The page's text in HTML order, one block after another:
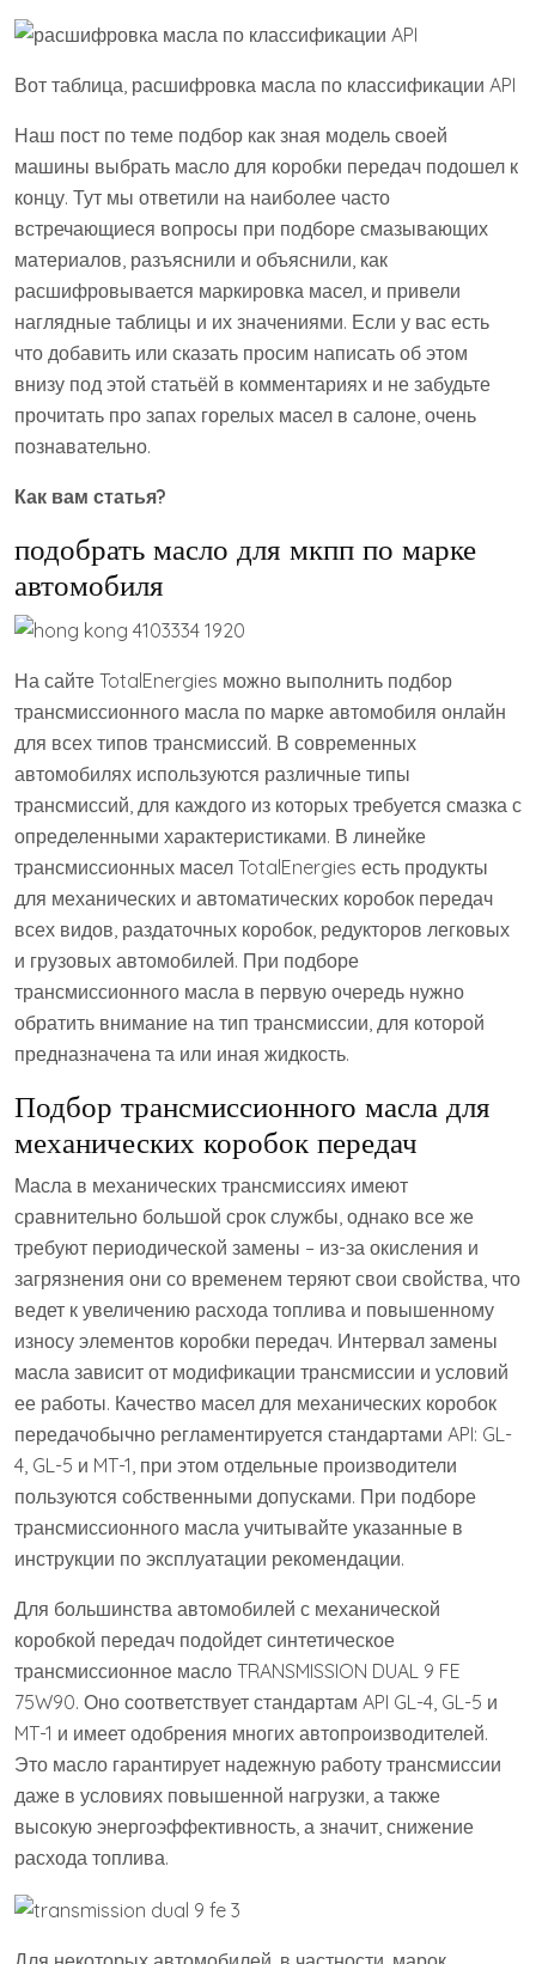
Вот таблица, расшифровка масла по классификации API
Наш пост по теме подбор как зная модель своей
машины выбрать масло для коробки передач подошел к
концу. Тут мы ответили на наиболее часто
встречающиеся вопросы при подборе смазывающих
материалов, разъяснили и объяснили, как
расшифровывается маркировка масел, и привели
наглядные таблицы и их значениями. Если у вас есть
что добавить или сказать просим написать об этом
внизу под этой статьёй в комментариях и не забудьте
прочитать про запах горелых масел в салоне, очень
познавательно.
Как вам статья?
подобрать масло для мкпп по марке
автомобиля
На сайте TotalEnergies можно выполнить подбор
трансмиссионного масла по марке автомобиля онлайн
для всех типов трансмиссий. В современных
автомобилях используются различные типы
трансмиссий, для каждого из которых требуется смазка с
определенными характеристиками. В линейке
трансмиссионных масел TotalEnergies есть продукты
для механических и автоматических коробок передач
всех видов, раздаточных коробок, редукторов легковых
и грузовых автомобилей. При подборе
трансмиссионного масла в первую очередь нужно
обратить внимание на тип трансмиссии, для которой
предназначена та или иная жидкость.
Подбор трансмиссионного масла для
механических коробок передач
Масла в механических трансмиссиях имеют
сравнительно большой срок службы, однако все же
требуют периодической замены – из-за окисления и
загрязнения они со временем теряют свои свойства, что
ведет к увеличению расхода топлива и повышенному
износу элементов коробки передач. Интервал замены
масла зависит от модификации трансмиссии и условий
ее работы. Качество масел для механических коробок
передачобычно регламентируется стандартами API: GL-
4, GL-5 и MT-1, при этом отдельные производители
пользуются собственными допусками. При подборе
трансмиссионного масла учитывайте указанные в
инструкции по эксплуатации рекомендации.
Для большинства автомобилей с механической
коробкой передач подойдет синтетическое
трансмиссионное масло TRANSMISSION DUAL 9 FE
75W90. Оно соответствует стандартам API GL-4, GL-5 и
MT-1 и имеет одобрения многих автопроизводителей.
Это масло гарантирует надежную работу трансмиссии
даже в условиях повышенной нагрузки, а также
высокую энергоэффективность, а значит, снижение
расхода топлива.